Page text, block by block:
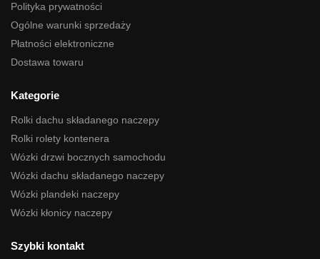
Polityka prywatności
Ogólne warunki sprzedaży
Płatności elektroniczne
Dostawa towaru
Kategorie
Rolki dachu składanego naczepy
Rolki rolety kontenera
Wózki drzwi bocznych samochodu
Wózki dachu składanego naczepy
Wózki plandeki naczepy
Wózki kłonicy naczepy
Szybki kontakt